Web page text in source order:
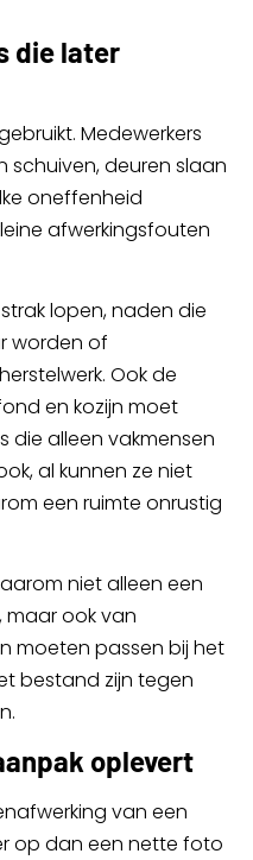
die later
Medewerkers
schuiven, deuren slaan
oneffenheid
afwerkingsfouten
lopen, naden die
worden of
Ook de
en kozijn moet
die alleen vakmensen
al kunnen ze niet
een ruimte onrustig
niet alleen een
maar ook van
moeten passen bij het
bestand zijn tegen
oplevert
van een
op dan een nette foto